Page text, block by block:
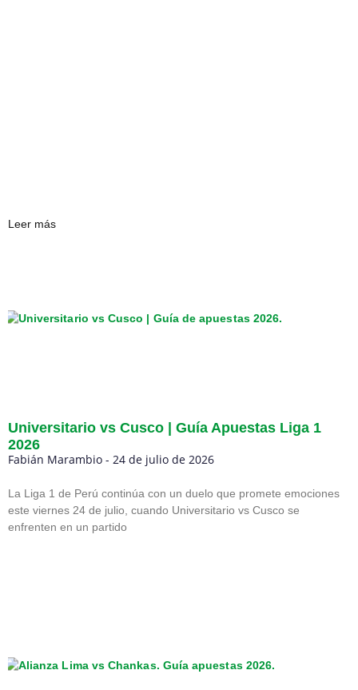
Leer más
Universitario vs Cusco | Guía Apuestas Liga 1
2026
Fabián Marambio 24 de julio de 2026
La Liga 1 de Perú continúa con un duelo que promete emociones
este viernes 24 de julio, cuando Universitario vs Cusco se
enfrenten en un partido